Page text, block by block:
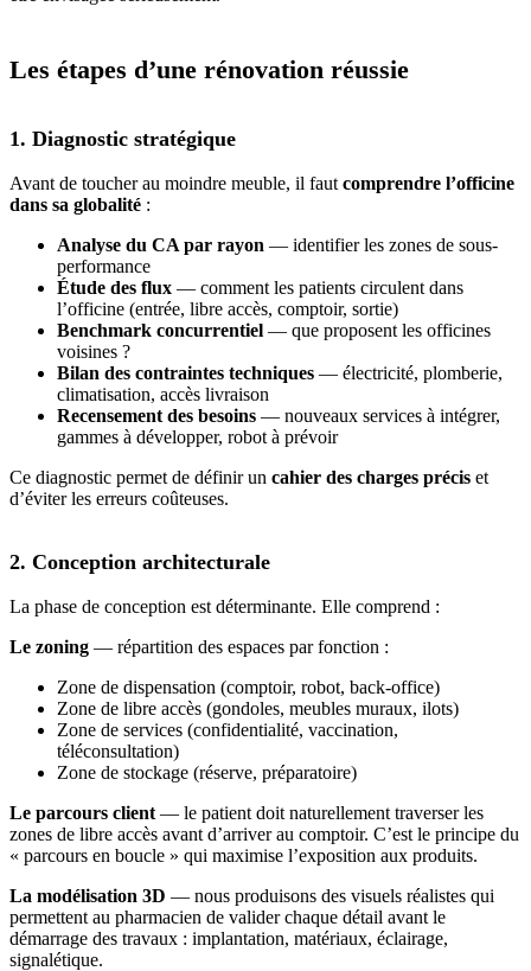
Les étapes d’une rénovation réussie
1. Diagnostic stratégique
Avant de toucher au moindre meuble, il faut comprendre l’officine
dans sa globalité :
Analyse du CA par rayon — identifier les zones de sous-
performance
Étude des flux — comment les patients circulent dans
l’officine (entrée, libre accès, comptoir, sortie)
Benchmark concurrentiel — que proposent les officines
voisines ?
Bilan des contraintes techniques — électricité, plomberie,
climatisation, accès livraison
Recensement des besoins — nouveaux services à intégrer,
gammes à développer, robot à prévoir
Ce diagnostic permet de définir un cahier des charges précis et
d’éviter les erreurs coûteuses.
2. Conception architecturale
La phase de conception est déterminante. Elle comprend :
Le zoning — répartition des espaces par fonction :
Zone de dispensation (comptoir, robot, back-office)
Zone de libre accès (gondoles, meubles muraux, ilots)
Zone de services (confidentialité, vaccination,
téléconsultation)
Zone de stockage (réserve, préparatoire)
Le parcours client — le patient doit naturellement traverser les
zones de libre accès avant d’arriver au comptoir. C’est le principe du
« parcours en boucle » qui maximise l’exposition aux produits.
La modélisation 3D — nous produisons des visuels réalistes qui
permettent au pharmacien de valider chaque détail avant le
démarrage des travaux : implantation, matériaux, éclairage,
signalétique.